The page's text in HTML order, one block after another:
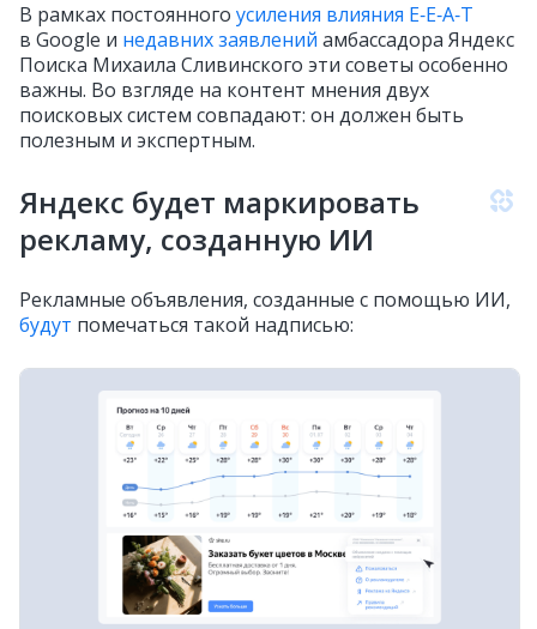
В рамках постоянного усиления влияния E‑E‑A‑T
в Google и недавних заявлений амбассадора Яндекс
Поиска Михаила Сливинского эти советы особенно
важны. Во взгляде на контент мнения двух
поисковых систем совпадают: он должен быть
полезным и экспертным.
Яндекс будет маркировать
рекламу, созданную ИИ
Рекламные объявления, созданные с помощью ИИ,
будут помечаться такой надписью: